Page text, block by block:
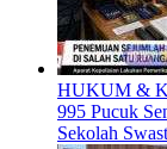
HUKUM &
995 Pucuk
Sekolah